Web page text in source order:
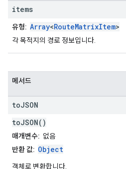
items
유형: Array<RouteMatrixItem>
각 목적지의 경로 정보입니다.
메서드
toJSON
toJSON()
매개변수: 없음
반환 값: Object
객체로 변환합니다.